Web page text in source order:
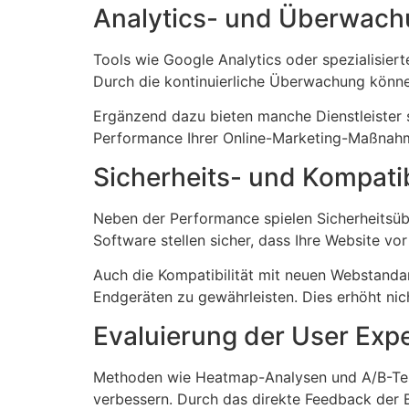
Analytics- und
Tools wie Google Analytics oder
Durch die kontinuierliche Überwachung
Ergänzend dazu bieten manche
Performance Ihrer Online-Marketing-
Sicherheits- und
Neben der Performance spielen
Software stellen sicher, dass Ihre Website
Auch die Kompatibilität mit neuen
Endgeräten zu gewährleisten. Dies erhöht
Evaluierung der User
Methoden wie Heatmap-Analysen und A/B-
verbessern. Durch das direkte Feedback